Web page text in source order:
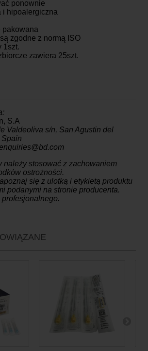
ponownie
i hipoalergiczna
pakowana
zgodne z normą ISO
1szt.
zawiera 25szt.
S.A
Valdeoliva s/n, San Agustin del
należy stosować z zachowaniem
ostrożności.
się z ulotką i etykietą produktu
podanymi na stronie producenta.